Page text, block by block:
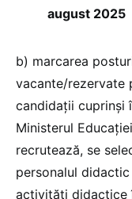
august 2025
b) marcarea
vacante/rezervate
candidații cuprinși
Ministerul
recrutează, se
personalul
activități didactice